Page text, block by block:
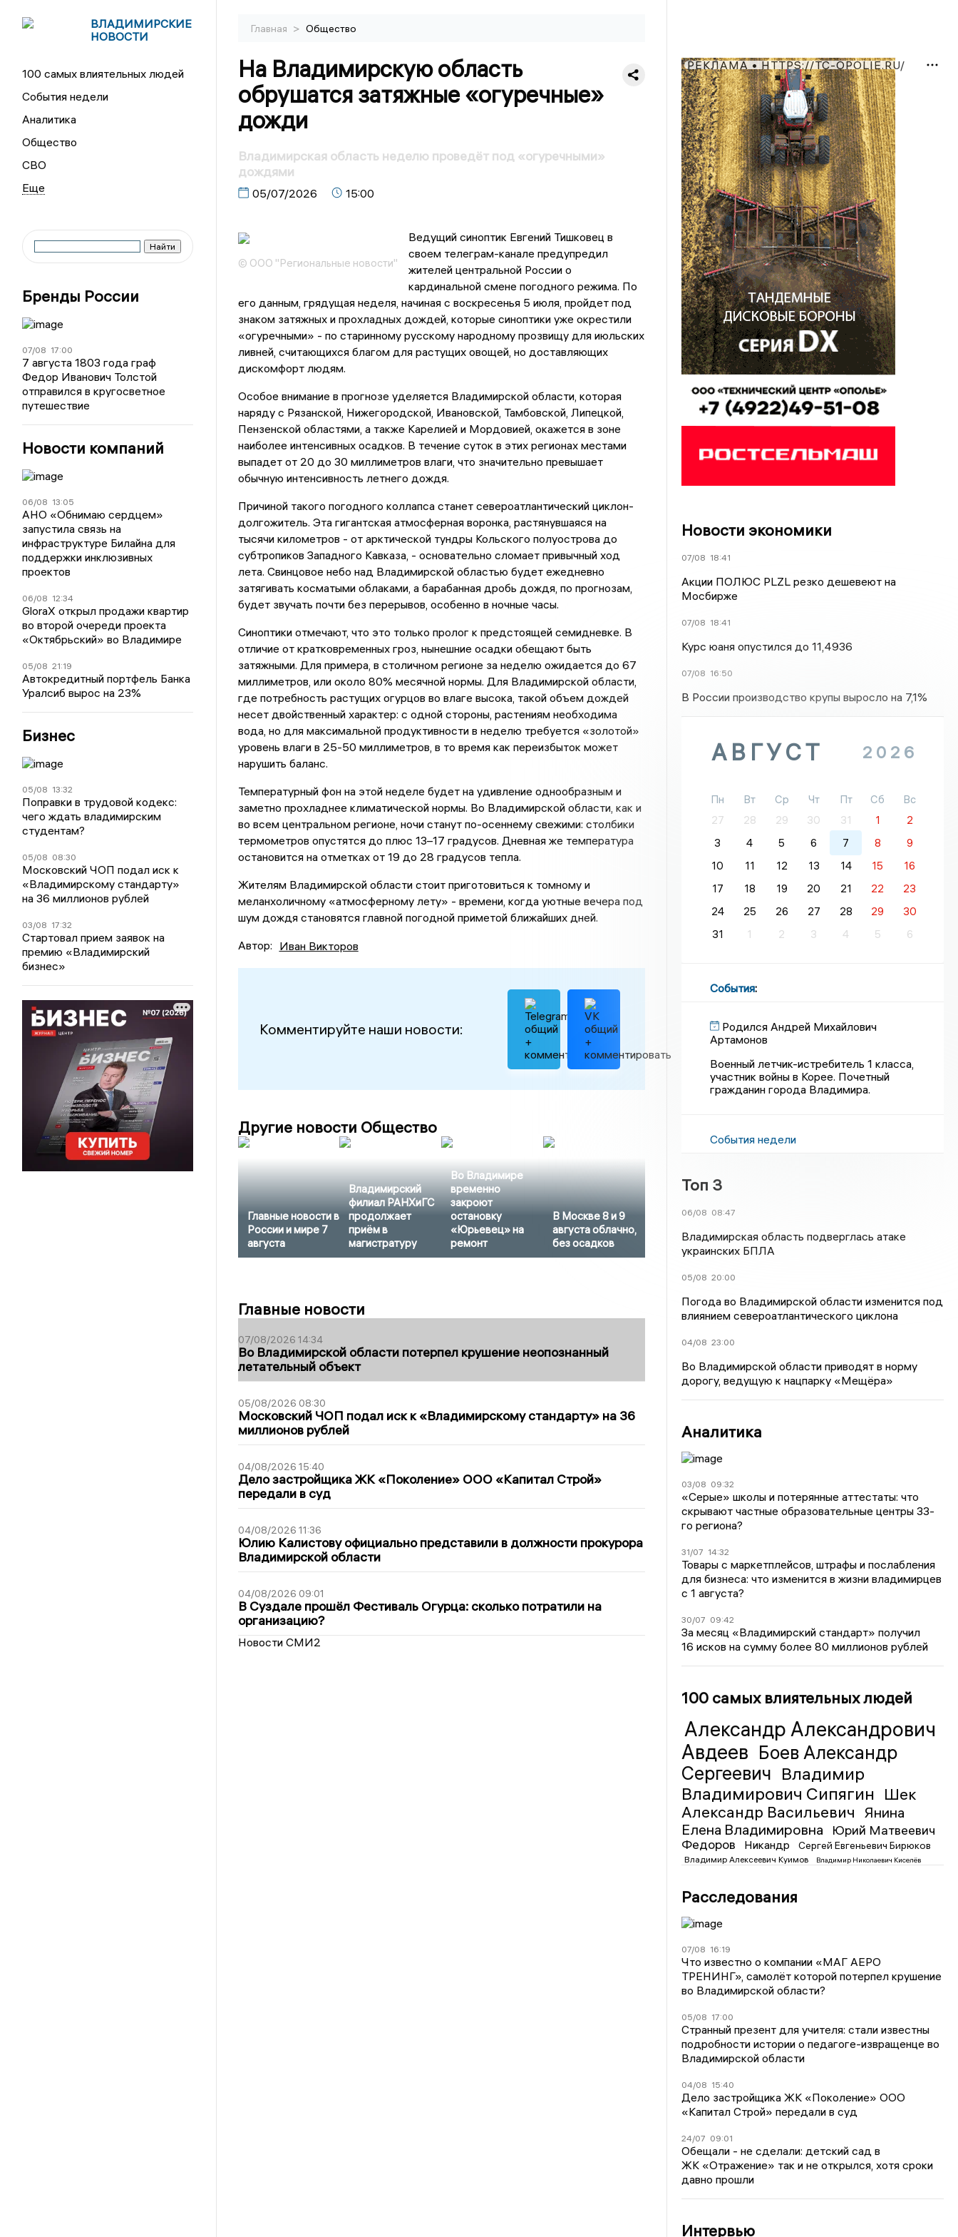
ВЛАДИМИРСКИЕ
НОВОСТИ
100 самых влиятельных людей
События недели
Аналитика
Общество
СВО
Бренды России
07/08 17:00
7 августа 1803 года граф
Федор Иванович Толстой
отправился в кругосветное
путешествие
Новости компаний
06/08 13:05
АНО «Обнимаю сердцем»
запустила связь на
инфраструктуре Билайна для
поддержки инклюзивных
проектов
06/08 12:34
GloraX открыл продажи квартир
во второй очереди проекта
«Октябрьский» во Владимире
05/08 21:19
Автокредитный портфель Банка
Уралсиб вырос на 23%
Бизнес
05/08 13:32
Поправки в трудовой кодекс:
чего ждать владимирским
студентам?
05/08 08:30
Московский ЧОП подал иск к
«Владимирскому стандарту»
на 36 миллионов рублей
03/08 17:32
Стартовал прием заявок на
премию «Владимирский
бизнес»
Главная > Общество
На Владимирскую область
обрушатся затяжные «огуречные»
дожди
Владимирская область неделю проведёт под «огуречными»
дождями
05/07/2026 15:00
© ООО "Региональные новости"
Ведущий синоптик Евгений Тишковец в
своем телеграм-канале предупредил
жителей центральной России о
кардинальной смене погодного режима. По
его данным, грядущая неделя, начиная с воскресенья 5 июля, пройдет под
знаком затяжных и прохладных дождей, которые синоптики уже окрестили
«огуречными» - по старинному русскому народному прозвищу для июльских
ливней, считающихся благом для растущих овощей, но доставляющих
дискомфорт людям.
Особое внимание в прогнозе уделяется Владимирской области, которая
наряду с Рязанской, Нижегородской, Ивановской, Тамбовской, Липецкой,
Пензенской областями, а также Карелией и Мордовией, окажется в зоне
наиболее интенсивных осадков. В течение суток в этих регионах местами
выпадет от 20 до 30 миллиметров влаги, что значительно превышает
обычную интенсивность летнего дождя.
Причиной такого погодного коллапса станет североатлантический циклон-
долгожитель. Эта гигантская атмосферная воронка, растянувшаяся на
тысячи километров - от арктической тундры Кольского полуострова до
субтропиков Западного Кавказа, - основательно сломает привычный ход
лета. Свинцовое небо над Владимирской областью будет ежедневно
затягивать косматыми облаками, а барабанная дробь дождя, по прогнозам,
будет звучать почти без перерывов, особенно в ночные часы.
Синоптики отмечают, что это только пролог к предстоящей семидневке. В
отличие от кратковременных гроз, нынешние осадки обещают быть
затяжными. Для примера, в столичном регионе за неделю ожидается до 67
миллиметров, или около 80% месячной нормы. Для Владимирской области,
где потребность растущих огурцов во влаге высока, такой объем дождей
несет двойственный характер: с одной стороны, растениям необходима
вода, но для максимальной продуктивности в неделю требуется «золотой»
уровень влаги в 25-50 миллиметров, в то время как переизбыток может
нарушить баланс.
Температурный фон на этой неделе будет на удивление однообразным и
заметно прохладнее климатической нормы. Во Владимирской области, как и
во всем центральном регионе, ночи станут по-осеннему свежими: столбики
термометров опустятся до плюс 13–17 градусов. Дневная же температура
остановится на отметках от 19 до 28 градусов тепла.
Жителям Владимирской области стоит приготовиться к томному и
меланхоличному «атмосферному лету» - времени, когда уютные вечера под
шум дождя становятся главной погодной приметой ближайших дней.
Автор: Иван Викторов
Комментируйте наши новости:
Другие новости Общество
Главные новости в
России и мире 7
августа
Владимирский
филиал РАНХиГС
продолжает
приём в
магистратуру
Во Владимире
временно
закроют
остановку
«Юрьевец» на
ремонт
В Москве 8 и 9
августа облачно,
без осадков
Главные новости
07/08/2026 14:34
Во Владимирской области потерпел крушение неопознанный
летательный объект
05/08/2026 08:30
Московский ЧОП подал иск к «Владимирскому стандарту» на 36
миллионов рублей
04/08/2026 15:40
Дело застройщика ЖК «Поколение» ООО «Капитал Строй»
передали в суд
04/08/2026 11:36
Юлию Калистову официально представили в должности прокурора
Владимирской области
04/08/2026 09:01
В Суздале прошёл Фестиваль Огурца: сколько потратили на
организацию?
Новости СМИ2
РЕКЛАМА • HTTPS://TC-OPOLIE.RU/
Новости экономики
07/08 18:41
Акции ПОЛЮС PLZL резко дешевеют на
Мосбирже
07/08 18:41
Курс юаня опустился до 11,4936
07/08 16:50
В России производство крупы выросло на 7,1%
АВГУСТ 2026
Пн Вт Ср Чт Пт Сб
Вс
27
28 29 30 31 1
2
3
4 5 6 7 8
9
10
11 12 13 14 15
16
17
18 19 20 21 22
23
24
25 26 27 28 29
30
31
1 2 3 4 5 6
События:
Родился Андрей Михайлович
Артамонов
Военный летчик-истребитель 1 класса,
участник войны в Корее. Почетный
гражданин города Владимира.
События недели
Топ 3
06/08 08:47
Владимирская область подверглась атаке
украинских БПЛА
05/08 20:00
Погода во Владимирской области изменится под
влиянием североатлантического циклона
04/08 23:00
Во Владимирской области приводят в норму
дорогу, ведущую к нацпарку «Мещёра»
Аналитика
03/08 09:32
«Серые» школы и потерянные аттестаты: что
скрывают частные образовательные центры 33-
го региона?
31/07 14:32
Товары с маркетплейсов, штрафы и послабления
для бизнеса: что изменится в жизни владимирцев
с 1 августа?
30/07 09:42
За месяц «Владимирский стандарт» получил
16 исков на сумму более 80 миллионов рублей
100 самых влиятельных людей
Александр Александрович
Авдеев Боев Александр
Сергеевич Владимир
Владимирович Сипягин Шек
Александр Васильевич
Янина
Елена Владимировна
Юрий Матвеевич
Федоров
Никандр Сергей Евгеньевич Бирюков
Владимир Алексеевич Куимов Владимир Николаевич Киселёв
Расследования
07/08 16:19
Что известно о компании «МАГ АЕРО
ТРЕНИНГ», самолёт которой потерпел крушение
во Владимирской области?
05/08 17:00
Странный презент для учителя: стали известны
подробности истории о педагоге-извращенце во
Владимирской области
04/08 15:40
Дело застройщика ЖК «Поколение» ООО
«Капитал Строй» передали в суд
24/07 09:01
Обещали - не сделали: детский сад в
ЖК «Отражение» так и не открылся, хотя сроки
давно прошли
Интервью